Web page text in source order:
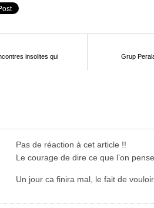
insolites qui
Grup
Pas de réaction à cet article !!
Le courage de dire ce que l’on
Un jour ca finira mal, le fait de